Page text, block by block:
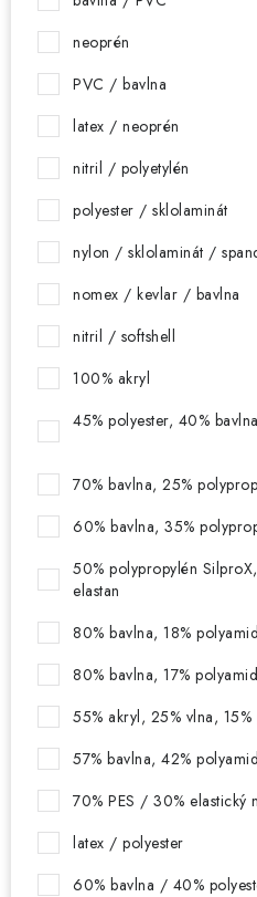
neoprén
PVC / bavlna
latex / neoprén
nitril / polyetylén
polyester / sklolaminát
nylon / sklolaminát /
nomex / kevlar / bavlna
nitril / softshell
100% akryl
45% polyester, 40%
70% bavlna, 25%
60% bavlna, 35%
50% polypropylén
elastan
80% bavlna, 18%
80% bavlna, 17%
55% akryl, 25% vlna,
57% bavlna, 42%
70% PES / 30% elastický
latex / polyester
60% bavlna / 40%